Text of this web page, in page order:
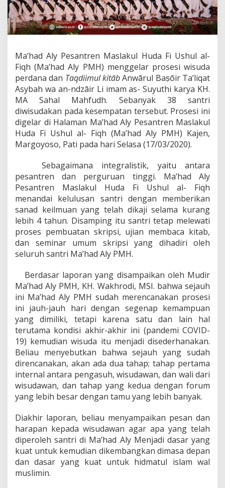
Ma’had Aly Pesantren Maslakul Huda Fi Ushul al-
Fiqh (Ma’had Aly PMH) menggelar prosesi wisuda
perdana dan Taqdiimul kitābAnwārul Baṣōir Ta’liqat
Asybah wa an-ndzāir Li imam as- Suyuthi karya KH.
MA Sahal Mahfudh. Sebanyak 38 santri
diwisudakan pada kesempatan tersebut. Prosesi ini
digelar di Halaman Ma’had Aly Pesantren Maslakul
Huda Fi Ushul al- Fiqh (Ma’had Aly PMH) Kajen,
Margoyoso, Pati pada hari Selasa (17/03/2020).
Sebagaimana integralistik, yaitu antara
pesantren dan perguruan tinggi. Ma’had Aly
Pesantren Maslakul Huda Fi Ushul al- Fiqh
menandai kelulusan santri dengan memberikan
sanad keilmuan yang telah dikaji selama kurang
lebih 4 tahun. Disamping itu santri tetap melewati
proses pembuatan skripsi, ujian membaca kitab,
dan seminar umum skripsi yang dihadiri oleh
seluruh santri Ma’had Aly PMH.
Berdasar laporan yang disampaikan oleh Mudir
Ma’had Aly PMH, KH. Wakhrodi, MSI. bahwa sejauh
ini Ma’had Aly PMH sudah merencanakan prosesi
ini jauh-jauh hari dengan segenap kemampuan
yang dimiliki, tetapi karena satu dan lain hal
terutama kondisi akhir-akhir ini (pandemi COVID-
19) kemudian wisuda itu menjadi disederhanakan.
Beliau menyebutkan bahwa sejauh yang sudah
direncanakan, akan ada dua tahap; tahap pertama
internal antara pengasuh, wisudawan, dan wali dari
wisudawan, dan tahap yang kedua dengan forum
yang lebih besar dengan tamu yang lebih banyak.
Diakhir laporan, beliau menyampaikan pesan dan
harapan kepada wisudawan agar apa yang telah
diperoleh santri di Ma’had Aly Menjadi dasar yang
kuat untuk kemudian dikembangkan dimasa depan
dan dasar yang kuat untuk hidmatul islam wal
muslimin.